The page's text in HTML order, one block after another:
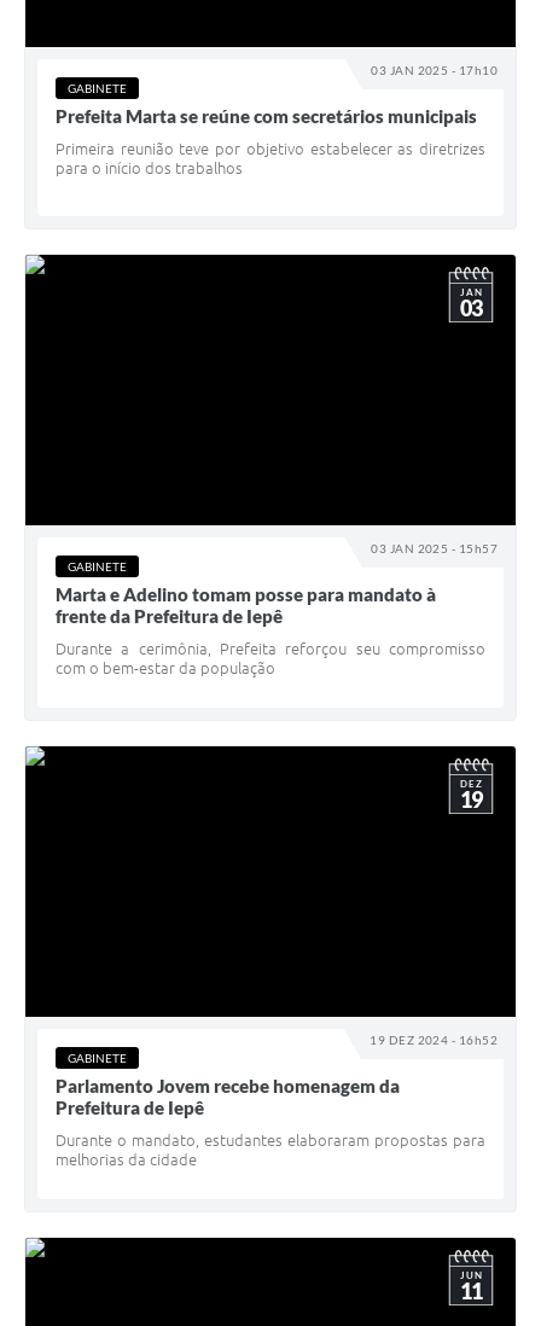
03 JAN 2025 - 17h10
GABINETE
Prefeita Marta se reúne com secretários municipais
Primeira reunião teve por objetivo estabelecer as diretrizes
para o início dos trabalhos
03 JAN 2025 - 15h57
JAN
03
GABINETE
Marta e Adelino tomam posse para mandato à
frente da Prefeitura de Iepê
Durante a cerimônia, Prefeita reforçou seu compromisso
com o bem-estar da população
19 DEZ 2024 - 16h52
DEZ
19
GABINETE
Parlamento Jovem recebe homenagem da
Prefeitura de Iepê
Durante o mandato, estudantes elaboraram propostas para
melhorias da cidade
JUN
11